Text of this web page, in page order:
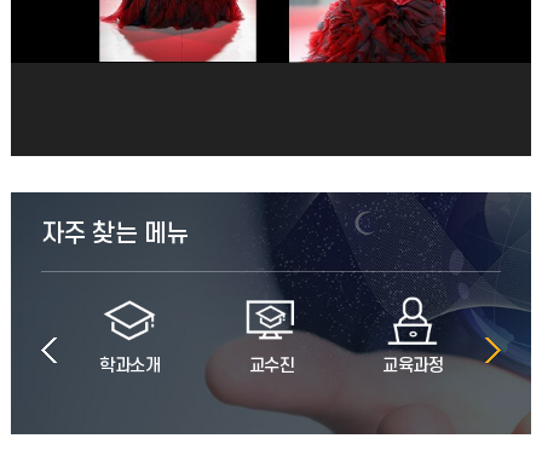
공지가 있을 경우 수정됩니다.자세한 일정은 붙임 문서를
참조하세요.시험에 관련된 변동 사항은 강의교수님께서 직
(안내) 2026-1학기 (재)인천대학교발전기금 장학금 신청서 서식_2026.4.13(월) 17:00까지 이메일 신청
1. 지급목적: 생활비성 장학금 - 타 장학금 중복수혜 가능
(발전기금에서 지급하는 장학금 내 중복수혜는 불가) - 휴학생,
수료생, 초과학기생, 계약학과 수혜불가 2. 지원
(공지) 패션산업학과 학업우수 장학생(성적 장학금) 선정 기준(내규)
자주 찾는 메뉴
학과소개 교수진 교육과정